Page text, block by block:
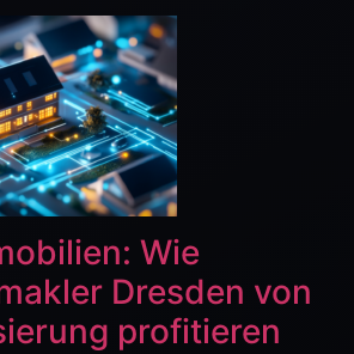
Wie
Dresden von
profitieren